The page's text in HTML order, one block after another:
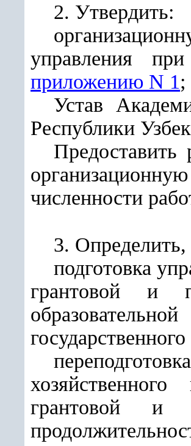
2. Утвердить:
управления
приложению N 1;
Устав
Республики
численности
3. Определить,
подготовка
грантовой и
грантовой и